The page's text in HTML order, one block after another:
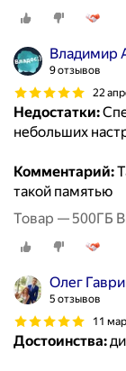
Владимир
9 отзывов
22
Недостатки:
небольших
Комментарий:
такой памятью
Товар — 500ГБ
Олег
5 отзывов
11
Достоинства: